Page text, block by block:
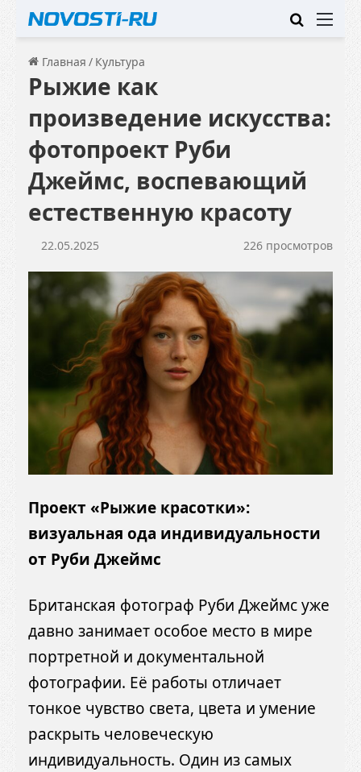
Искать
Главная / Культура
Рыжие как
произведение искусства:
фотопроект Руби
Джеймс, воспевающий
естественную красоту
22.05.2025 226 просмотров
Проект «Рыжие красотки»:
визуальная ода индивидуальности
от Руби Джеймс
Британская фотограф Руби Джеймс уже
давно занимает особое место в мире
портретной и документальной
фотографии. Её работы отличает
тонкое чувство света, цвета и умение
раскрыть человеческую
индивидуальность. Один из самых